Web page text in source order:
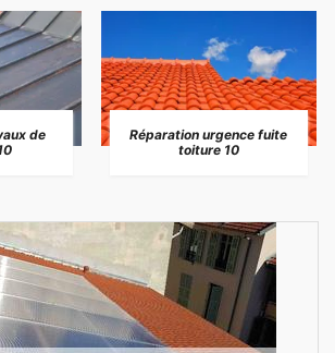
de
Réparation urgence fuite
toiture 10